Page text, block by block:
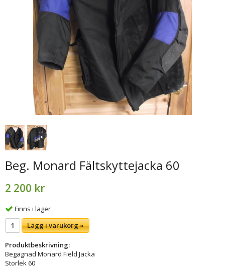
Beg. Monard Fältskyttejacka 60
2 200 kr
Finns i lager
Lägg i varukorg »
Produktbeskrivning:
Begagnad Monard Field Jacka
Storlek 60